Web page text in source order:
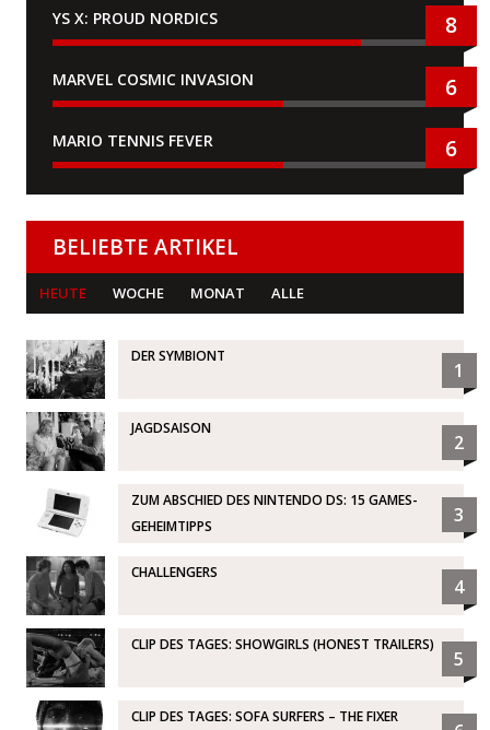
YS X: PROUD NORDICS 8
MARVEL COSMIC INVASION 6
MARIO TENNIS FEVER 6
BELIEBTE ARTIKEL
HEUTE WOCHE MONAT ALLE
DER SYMBIONT
1
JAGDSAISON
2
ZUM ABSCHIED DES NINTENDO DS: 15 GAMES-
GEHEIMTIPPS
3
CHALLENGERS
4
CLIP DES TAGES: SHOWGIRLS (HONEST TRAILERS)
5
CLIP DES TAGES: SOFA SURFERS – THE FIXER